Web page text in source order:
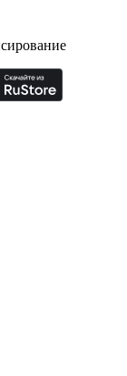
для